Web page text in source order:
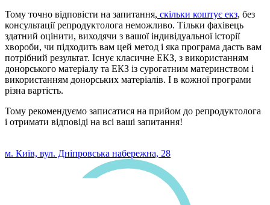
Тому точно відповісти на запитання, скільки коштує екз, без
консультації репродуктолога неможливо. Тільки фахівець
здатний оцінити, виходячи з вашої індивідуальної історії
хвороби, чи підходить вам цей метод і яка програма дасть вам
потрібний результат. Існує класичне ЕКЗ, з використанням
донорського матеріалу та ЕКЗ із сурогатним материнством і
використанням донорських матеріалів. І в кожної програми
різна вартість.
Тому рекомендуємо записатися на прийом до репродуктолога
і отримати відповіді на всі ваші запитання!
м. Київ, вул. Дніпровська набережна, 28